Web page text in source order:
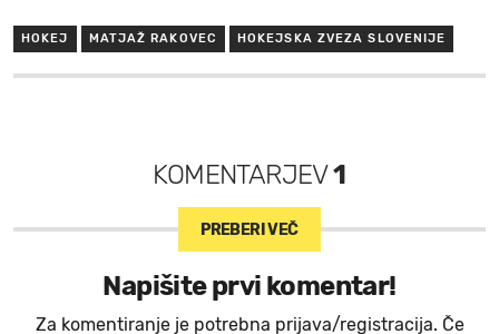
HOKEJ MATJAŽ RAKOVEC HOKEJSKA ZVEZA SLOVENIJE
KOMENTARJEV1
PREBERI VEČ
Napišite prvi komentar!
Za komentiranje je potrebna prijava/registracija. Če